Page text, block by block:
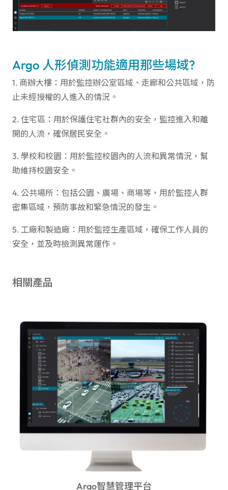
Argo 人形偵測功能適用那些場域?
1. 商辦大樓：用於監控辦公室區域、走廊和公共區域，防
止未經授權的人進入的情況。
2. 住宅區：用於保護住宅社群內的安全，監控進入和離
開的人流，確保居民安全。
3. 學校和校園：用於監控校園內的人流和異常情況，幫
助維持校園安全。
4. 公共場所：包括公園、廣場、商場等，用於監控人群
密集區域，預防事故和緊急情況的發生。
5. 工廠和製造廠：用於監控生產區域，確保工作人員的
安全，並及時檢測異常運作。
相關產品
Argo智慧管理平台